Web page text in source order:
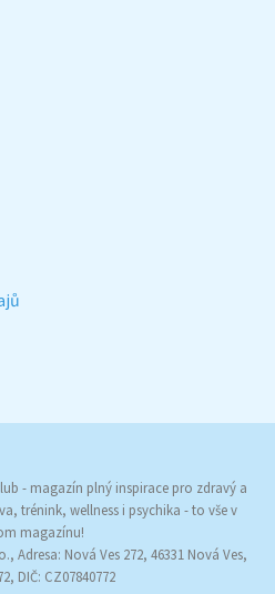
- magazín plný inspirace pro zdravý a
trénink, wellness i psychika - to vše v
magazínu!
Adresa: Nová Ves 272, 46331 Nová Ves,
DIČ: CZ07840772